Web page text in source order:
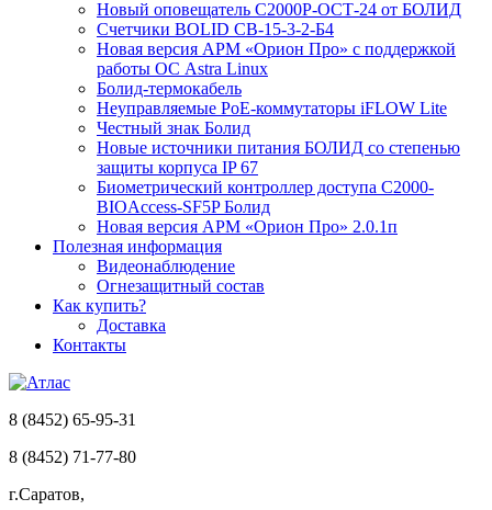
Новый оповещатель С2000Р-ОСТ-24 от БОЛИД
Счетчики BOLID СВ-15-3-2-Б4
Новая версия АРМ «Орион Про» с поддержкой
работы ОС Astra Linux
Болид-термокабель
Неуправляемые PoE-коммутаторы iFLOW Lite
Честный знак Болид
Новые источники питания БОЛИД со степенью
защиты корпуса IP 67
Биометрический контроллер доступа С2000-
BIOAccess-SF5P Болид
Новая версия АРМ «Орион Про» 2.0.1п
Полезная информация
Видеонаблюдение
Огнезащитный состав
Как купить?
Доставка
Контакты
8 (8452) 65-95-31
8 (8452) 71-77-80
г.Саратов,